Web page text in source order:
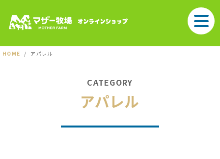
HOME アパレル
CATEGORY
アパレル